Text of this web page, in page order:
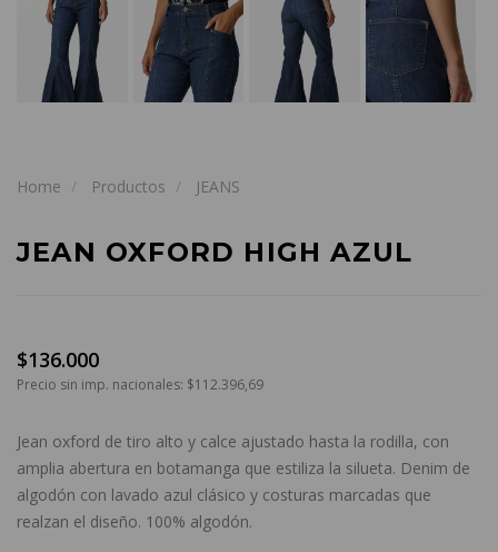
Home Productos JEANS
JEAN OXFORD HIGH AZUL
$136.000
Precio sin imp. nacionales: $112.396,69
Jean oxford de tiro alto y calce ajustado hasta la rodilla, con
amplia abertura en botamanga que estiliza la silueta. Denim de
algodón con lavado azul clásico y costuras marcadas que
realzan el diseño. 100% algodón.